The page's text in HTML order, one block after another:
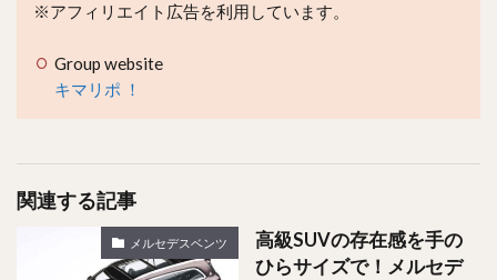
※アフィリエイト広告を利用しています。
Group website
キマリポ ！
関連する記事
メルセデスベンツ
高級SUVの存在感を手の
ひらサイズで！メルセデ